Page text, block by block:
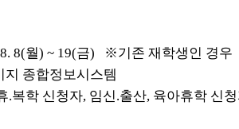
8(월) ~ 19(금) ※기존 재학생인 경우
지 종합정보시스템
.복학 신청자, 임신.출산, 육아휴학 신